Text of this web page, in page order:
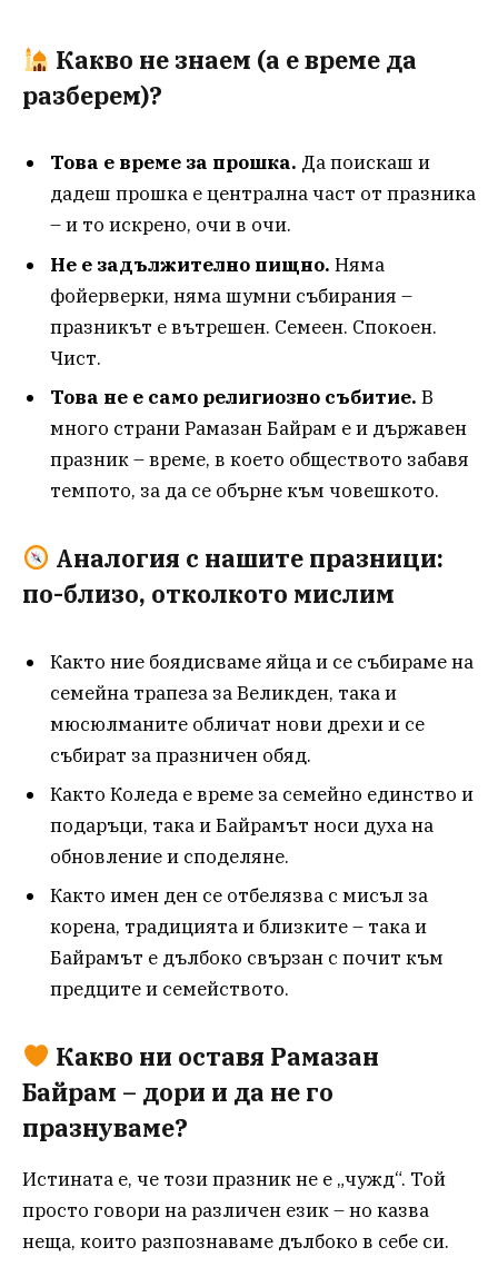
Какво не знаем (а е време да
разберем)?
Това е време за прошка. Да поискаш и
дадеш прошка е централна част от празника
– и то искрено, очи в очи.
Не е задължително пищно. Няма
фойерверки, няма шумни събирания –
празникът е вътрешен. Семеен. Спокоен.
Чист.
Това не е само религиозно събитие. В
много страни Рамазан Байрам е и държавен
празник – време, в което обществото забавя
темпото, за да се обърне към човешкото.
Аналогия с нашите празници:
по-близо, отколкото мислим
Както ние боядисваме яйца и се събираме на
семейна трапеза за Великден, така и
мюсюлманите обличат нови дрехи и се
събират за празничен обяд.
Както Коледа е време за семейно единство и
подаръци, така и Байрамът носи духа на
обновление и споделяне.
Както имен ден се отбелязва с мисъл за
корена, традицията и близките – така и
Байрамът е дълбоко свързан с почит към
предците и семейството.
Какво ни оставя Рамазан
Байрам – дори и да не го
празнуваме?
Истината е, че този празник не е „чужд“. Той
просто говори на различен език – но казва
неща, които разпознаваме дълбоко в себе си.